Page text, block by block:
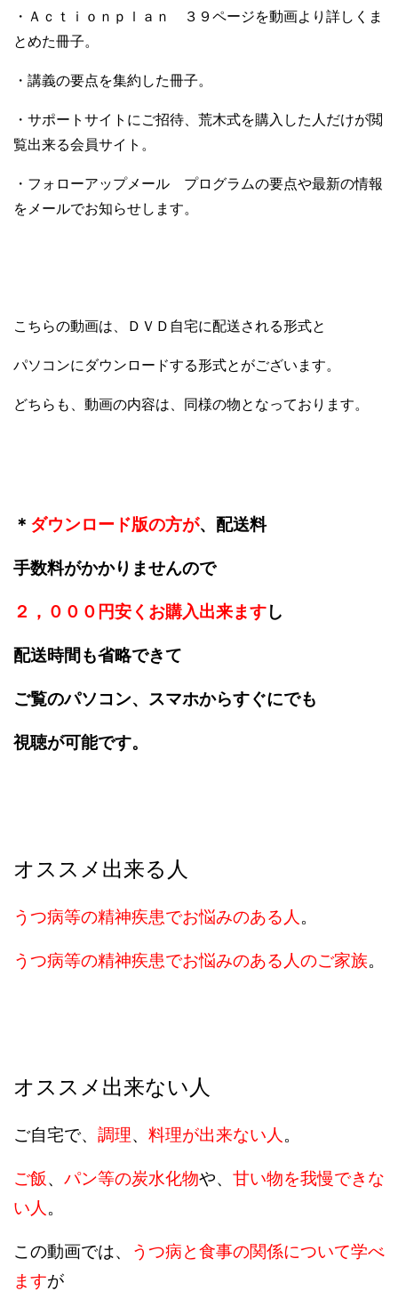
・Ａｃｔｉｏｎｐｌａｎ ３９ページを動画より詳しくま
とめた冊子。
・講義の要点を集約した冊子。
・サポートサイトにご招待、荒木式を購入した人だけが閲
覧出来る会員サイト。
・フォローアップメール プログラムの要点や最新の情報
をメールでお知らせします。
こちらの動画は、ＤＶＤ自宅に配送される形式と
パソコンにダウンロードする形式とがございます。
どちらも、動画の内容は、同様の物となっております。
＊ ダウンロード版の方が、配送料
手数料がかかりませんので
２，０００円安くお購入出来ますし
配送時間も省略できて
ご覧のパソコン、スマホからすぐにでも
視聴が可能です。
オススメ出来る人
うつ病等の精神疾患でお悩みのある人 。
うつ病等の精神疾患でお悩みのある人のご家族。
オススメ出来ない人
ご自宅で、 調理、 料理が出来ない人 。
ご飯、 パン等の炭水化物や、 甘い物を我慢できな
い人 。
この動画では、
うつ病と食事の関係について学べ
ますが